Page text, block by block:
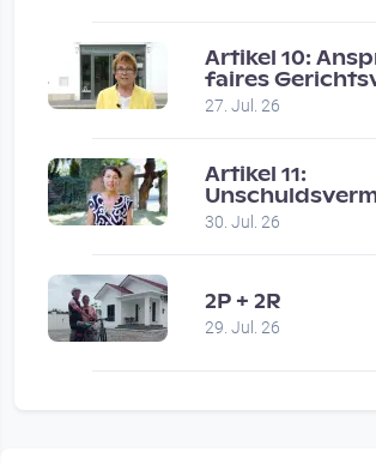
Artikel 10:
faires
27. Jul. 26
Artikel 11:
30. Jul. 26
2P + 2R
29. Jul. 26